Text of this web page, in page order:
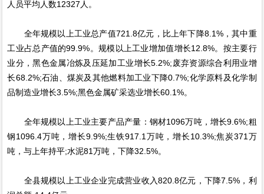
人员平均人数12327人。
全年规模以上工业总产值721.8亿元，比上年下降8.1%，其中重
工业占总产值的99.9%。规模以上工业增加值增长12.8%。按主要行
业分，黑色金属冶炼及压延加工业增长5.2%;废弃资源综合利用业增
长68.2%;石油、煤炭及其他燃料加工业下降0.7%;化学原料及化学制
品制造业增长3.5%;黑色金属矿采选业增长60.1%。
全年规模以上工业主要产品产量：钢材1096万吨，增长9.6%;粗
钢1096.4万吨，增长9.9%;生铁917.1万吨，增长10.3%;焦炭371万
吨，与上年持平;水泥81万吨，下降32.5%。
全县规模以上工业企业完成营业收入820.8亿元，下降7.5%，利